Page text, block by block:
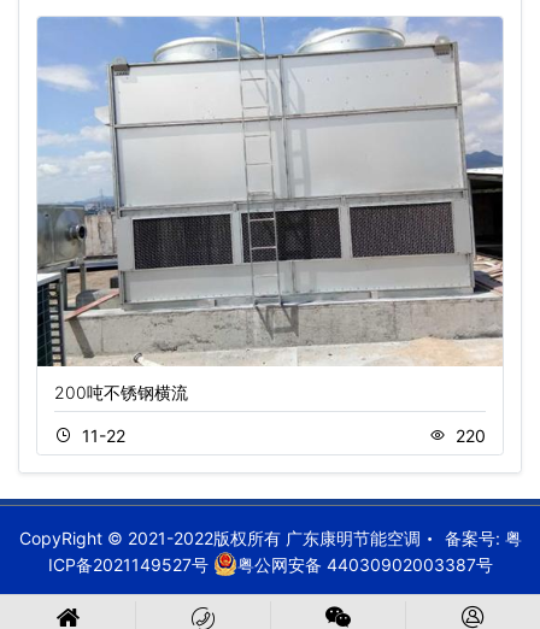
200吨不锈钢横流
11-22 220
CopyRight © 2021-2022版权所有 广东康明节能空调 备案号: 粤
ICP备2021149527号
粤公网安备 44030902003387号